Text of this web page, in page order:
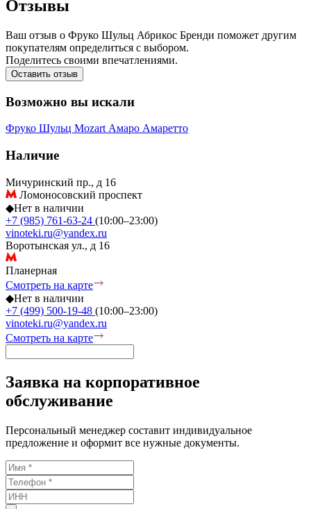
Отзывы
Ваш отзыв о Фруко Шульц Абрикос Бренди поможет другим
покупателям определиться с выбором.
Поделитесь своими впечатлениями.
Оставить отзыв
Возможно вы искали
Фруко Шульц Mozart Амаро Амаретто
Наличие
Мичуринский пр., д 16
Ломоносовский проспект
◆Нет в наличии
+7 (985) 761-63-24 (10:00–23:00)
vinoteki.ru@yandex.ru
Воротынская ул., д 16
Планерная
Смотреть на карте
◆Нет в наличии
+7 (499) 500-19-48 (10:00–23:00)
vinoteki.ru@yandex.ru
Смотреть на карте
Заявка на корпоративное
обслуживание
Персональный менеджер составит индивидуальное
предложение и оформит все нужные документы.